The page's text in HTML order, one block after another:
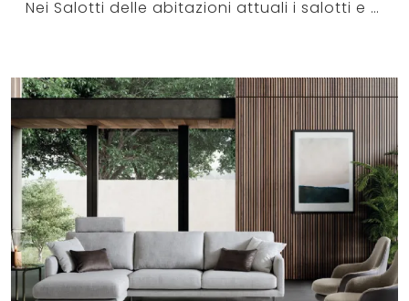
Nei Salotti delle abitazioni attuali i salotti e divani in tessuto soddisfano le specifiche necessità della stanza dedicata al relax, allo svago e ...